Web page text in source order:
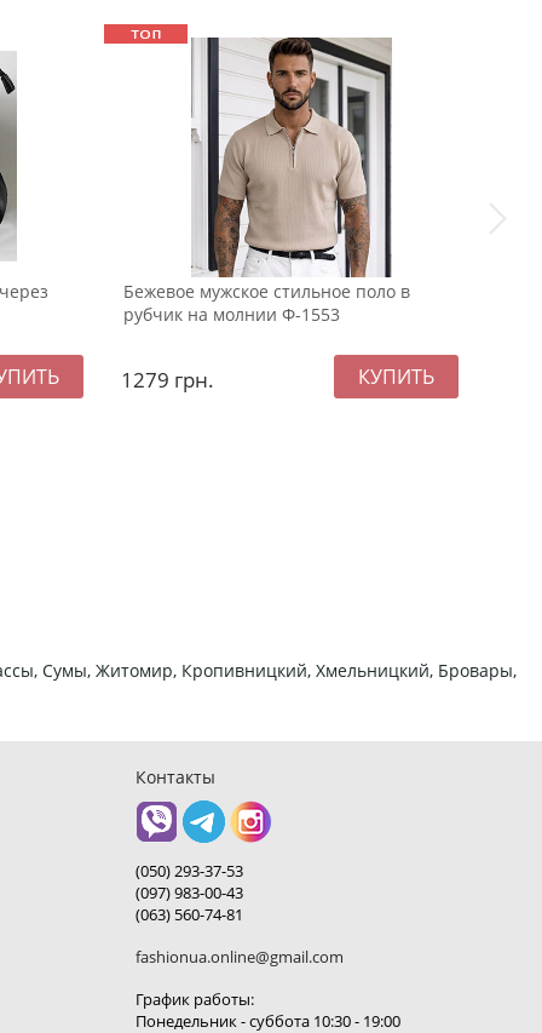
Бежевое мужское стильное поло в
рубчик на молнии Ф-1553
1279 грн.
Сумы, Житомир, Кропивницкий, Хмельницкий, Бровары,
Контакты
(050) 293-37-53
(097) 983-00-43
(063) 560-74-81
fashionua.online@gmail.com
График работы:
Понедельник - суббота 10:30 - 19:00